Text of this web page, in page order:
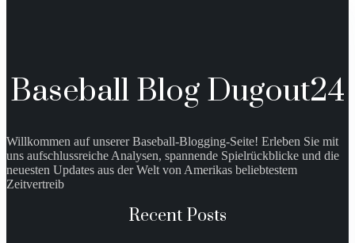
Baseball Blog Dugout24
Willkommen auf unserer Baseball-Blogging-Seite! Erleben Sie mit
uns aufschlussreiche Analysen, spannende Spielrückblicke und die
neuesten Updates aus der Welt von Amerikas beliebtestem
Zeitvertreib
Recent Posts